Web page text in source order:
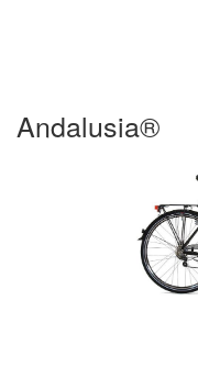
Andalusia®